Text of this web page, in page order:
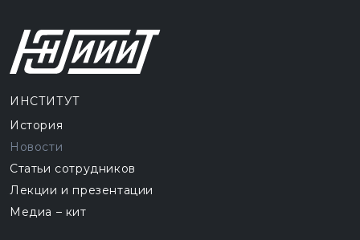
ИНСТИТУТ
История
Новости
Статьи сотрудников
Лекции и презентации
Медиа – кит